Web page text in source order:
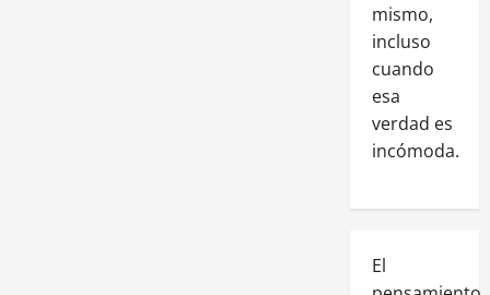
mismo,
incluso
cuando
esa
verdad es
incómoda.
El